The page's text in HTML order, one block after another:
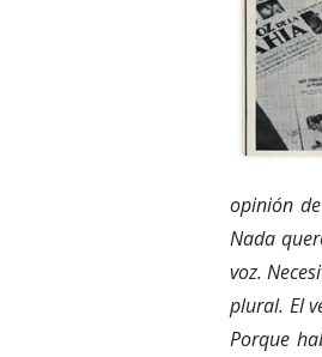
opinión
Nada
voz.
plural. El
Porque